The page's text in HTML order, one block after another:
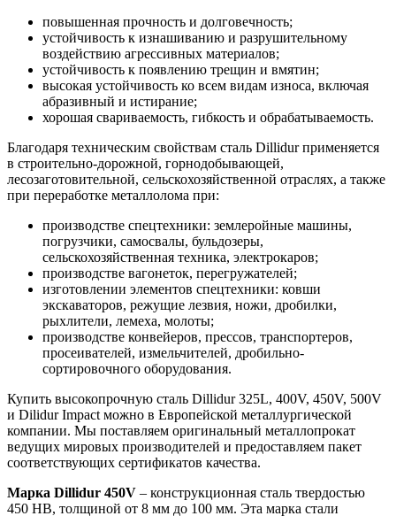
повышенная прочность и долговечность;
устойчивость к изнашиванию и разрушительному
воздействию агрессивных материалов;
устойчивость к появлению трещин и вмятин;
высокая устойчивость ко всем видам износа, включая
абразивный и истирание;
хорошая свариваемость, гибкость и обрабатываемость.
Благодаря техническим свойствам сталь Dillidur применяется
в строительно-дорожной, горнодобывающей,
лесозаготовительной, сельскохозяйственной отраслях, а также
при переработке металлолома при:
производстве спецтехники: землеройные машины,
погрузчики, самосвалы, бульдозеры,
сельскохозяйственная техника, электрокаров;
производстве вагонеток, перегружателей;
изготовлении элементов спецтехники: ковши
экскаваторов, режущие лезвия, ножи, дробилки,
рыхлители, лемеха, молоты;
производстве конвейеров, прессов, транспортеров,
просеивателей, измельчителей, дробильно-
сортировочного оборудования.
Купить высокопрочную сталь Dillidur 325L, 400V, 450V, 500V
и Dilidur Impact можно в Европейской металлургической
компании. Мы поставляем оригинальный металлопрокат
ведущих мировых производителей и предоставляем пакет
соответствующих сертификатов качества.
Марка Dillidur 450V – конструкционная сталь твердостью
450 HB, толщиной от 8 мм до 100 мм. Эта марка стали